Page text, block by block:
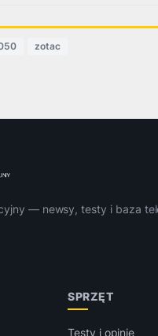
zotac
— newsy, testy i baza
SPRZĘT
Testy i opinie